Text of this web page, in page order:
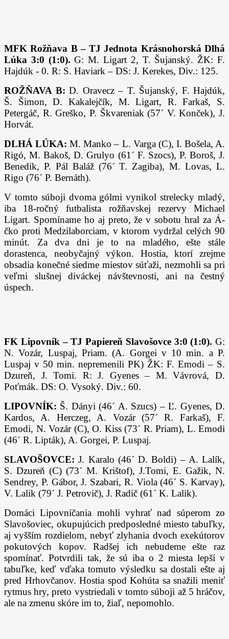
MFK Rožňava B – TJ Jednota Krásnohorská Dlhá
Lúka 3:0 (1:0). G: M. Ligart 2, T. Šujanský. ŽK: F.
Hajdúk - 0. R: S. Haviark – DS: J. Kerekes, Div.: 125.
ROŽŇAVA B: D. Oravecz – T. Šujanský, F. Hajdúk,
Š. Šimon, D. Kakalejčík, M. Ligart, R. Farkaš, S.
Petergáč, R. Greško, P. Škvareniak (57´ V. Konček), J.
Horvát.
DLHÁ LÚKA: M. Manko – L. Varga (C), I. Bošela, A.
Rigó, M. Bakoš, D. Grulyo (61´ F. Szocs), P. Boroš, J.
Benedik, P. Pál Baláž (76´ T. Zagiba), M. Lovas, L.
Rigo (76´ P. Bernáth).
V tomto súboji dvoma gólmi vynikol strelecky mladý,
iba 18-ročný futbalista rožňavskej rezervy Michael
Ligart. Spomíname ho aj preto, že v sobotu hral za Á-
čko proti Medzilaborciam, v ktorom vydržal celých 90
minút. Za dva dni je to na mladého, ešte stále
dorastenca, neobyčajný výkon. Hostia, ktorí zrejme
obsadia konečné siedme miestov súťaži, nezmohli sa pri
veľmi slušnej diváckej návštevnosti, ani na čestný
úspech.
FK Lipovník – TJ Papiereň Slavošovce 3:0 (1:0). G:
N. Vozár, Luspaj, Priam. (A. Gorgei v 10 min. a P.
Luspaj v 50 min. nepremenili PK) ŽK: F. Emodi – S.
Dzureň, J. Tomi. R: J. Gyenes – M. Vávrová, D.
Poťmák. DS: O. Vysoký. Div.: 60.
LIPOVNÍK: Š. Dányi (46´ A. Szucs) – Ľ. Gyenes, D.
Kardos, A. Herczeg, A. Vozár (57´ R. Farkaš), F.
Emodi, N. Vozár (C), O. Kiss (73´ R. Priam), L. Emodi
(46´ R. Lipták), A. Gorgei, P. Luspaj.
SLAVOŠOVCE: J. Karalo (46´ D. Boldi) – A. Lalík,
S. Dzureň (C) (73´ M. Krištof), J.Tomi, E. Gažik, N.
Sendrey, P. Gábor, J. Szabari, R. Viola (46´ S. Karvay),
V. Lalik (79´ J. Petrovič), J. Radič (61´ K. Lalik).
Domáci Lipovníčania mohli vyhrať nad súperom zo
Slavošoviec, okupujúcich predposledné miesto tabuľky,
aj vyšším rozdielom, nebyť zlyhania dvoch exekútorov
pokutových kopov. Radšej ich nebudeme ešte raz
spomínať. Potvrdili tak, že sú iba o 2 miesta lepší v
tabuľke, keď vďaka tomuto výsledku sa dostali ešte aj
pred Hrhovčanov. Hostia spod Kohúta sa snažili meniť
rytmus hry, preto vystriedali v tomto súboji až 5 hráčov,
ale na zmenu skóre im to, žiaľ, nepomohlo.